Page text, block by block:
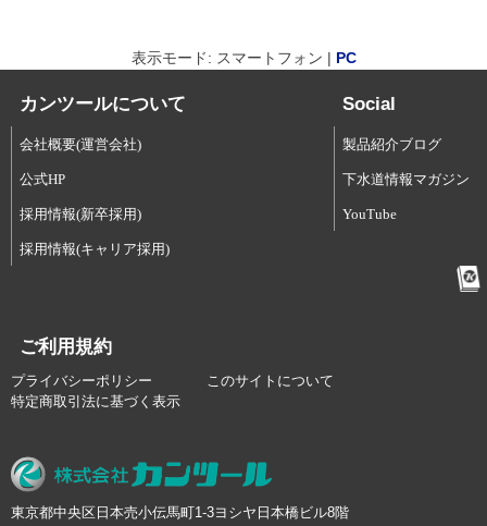
表示モード: スマートフォン | PC
カンツールについて
会社概要(運営会社)
公式HP
採用情報(新卒採用)
採用情報(キャリア採用)
Social
製品紹介ブログ
下水道情報マガジン
YouTube
ご利用規約
プライバシーポリシー
このサイトについて
特定商取引法に基づく表示
東京都中央区日本売小伝馬町1-3ヨシヤ日本橋ビル8階